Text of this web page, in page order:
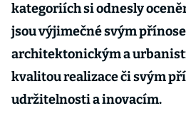
kategoriích si odnesly
jsou výjimečné svým
architektonickým a
kvalitou realizace či svým
udržitelnosti a inovacím.